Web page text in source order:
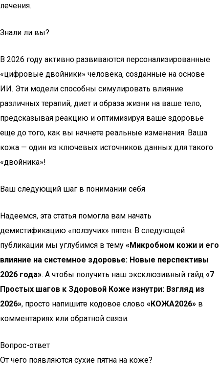
лечения.
Знали ли вы?
В 2026 году активно развиваются персонализированные
«цифровые двойники» человека, созданные на основе
ИИ. Эти модели способны симулировать влияние
различных терапий, диет и образа жизни на ваше тело,
предсказывая реакцию и оптимизируя ваше здоровье
еще до того, как вы начнете реальные изменения. Ваша
кожа — один из ключевых источников данных для такого
«двойника»!
Ваш следующий шаг в понимании себя
Надеемся, эта статья помогла вам начать
демистификацию «ползучих» пятен. В следующей
публикации мы углубимся в тему «Микробиом кожи и его
влияние на системное здоровье: Новые перспективы
2026 года». А чтобы получить наш эксклюзивный гайд «7
Простых шагов к Здоровой Коже изнутри: Взгляд из
2026», просто напишите кодовое слово «КОЖА2026» в
комментариях или обратной связи.
Вопрос-ответ
От чего появляются сухие пятна на коже?